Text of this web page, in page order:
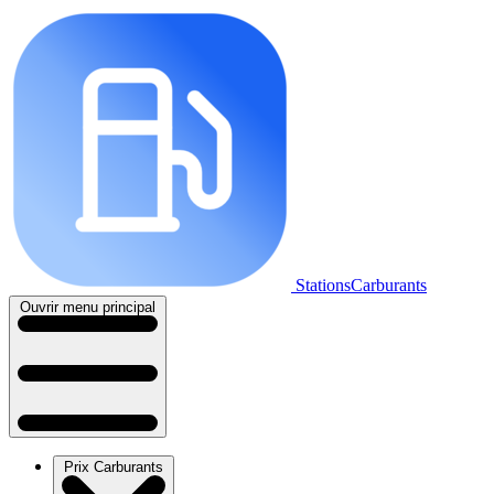
StationsCarburants
Ouvrir menu principal
Prix Carburants